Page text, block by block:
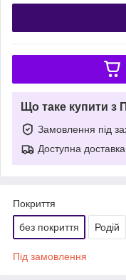
Що таке купити з
Замовлення під
Доступна доставка
Покриття
без покриття Родій
Під замовлення